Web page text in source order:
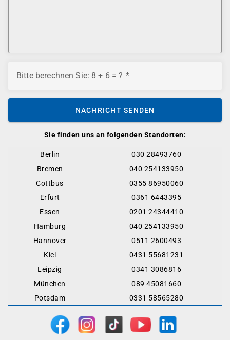
Sie finden uns an folgenden Standorten:
Berlin
030 28493760
Bremen
040 254133950
Cottbus
0355 86950060
Erfurt
0361 6443395
Essen
0201 24344410
Hamburg
040 254133950
Hannover
0511 2600493
Kiel
0431 55681231
Leipzig
0341 3086816
München
089 45081660
Potsdam
0331 58565280
Bitte berechnen Sie: 8 + 6 = ?
NACHRICHT SENDEN